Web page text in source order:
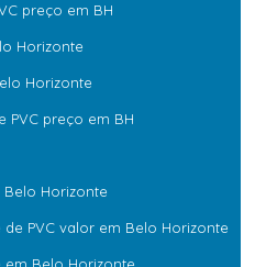
preço em BH
Horizonte
Horizonte
PVC preço em BH
Belo Horizonte
PVC valor em Belo Horizonte